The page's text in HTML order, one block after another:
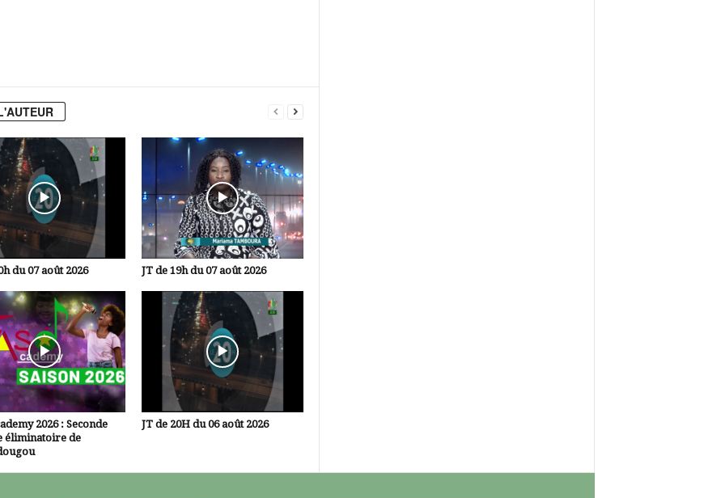
du 07 août 2026 JT de 19h du 07 août 2026
2026 : Seconde
éliminatoire de
JT de 20H du 06 août 2026